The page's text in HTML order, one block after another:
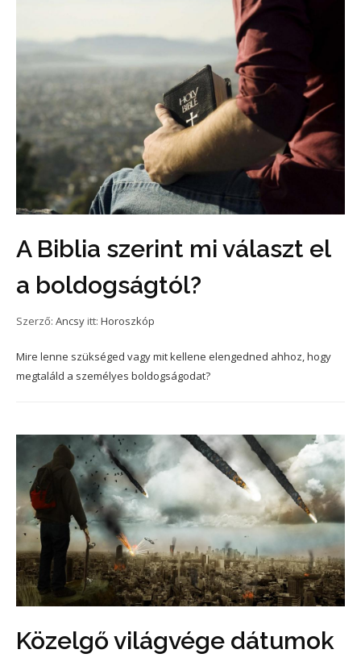
A Biblia szerint mi választ el
a boldogságtól?
Szerző: Ancsy itt: Horoszkóp
Mire lenne szükséged vagy mit kellene elengedned ahhoz, hogy
megtaláld a személyes boldogságodat?
Közelgő világvége dátumok